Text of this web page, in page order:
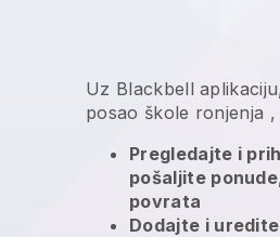
Uz Blackbell
posao škole ronjenja
Pregledajte i
pošaljite
povrata
Dodajte i uredite